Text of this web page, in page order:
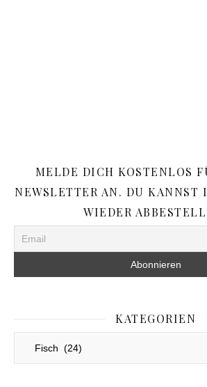
MELDE DICH KOSTENLOS
NEWSLETTER AN. DU KANNST
WIEDER
KATEGORIEN